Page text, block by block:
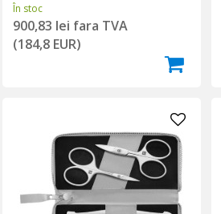
În stoc
900,83 lei fara TVA
(184,8 EUR)